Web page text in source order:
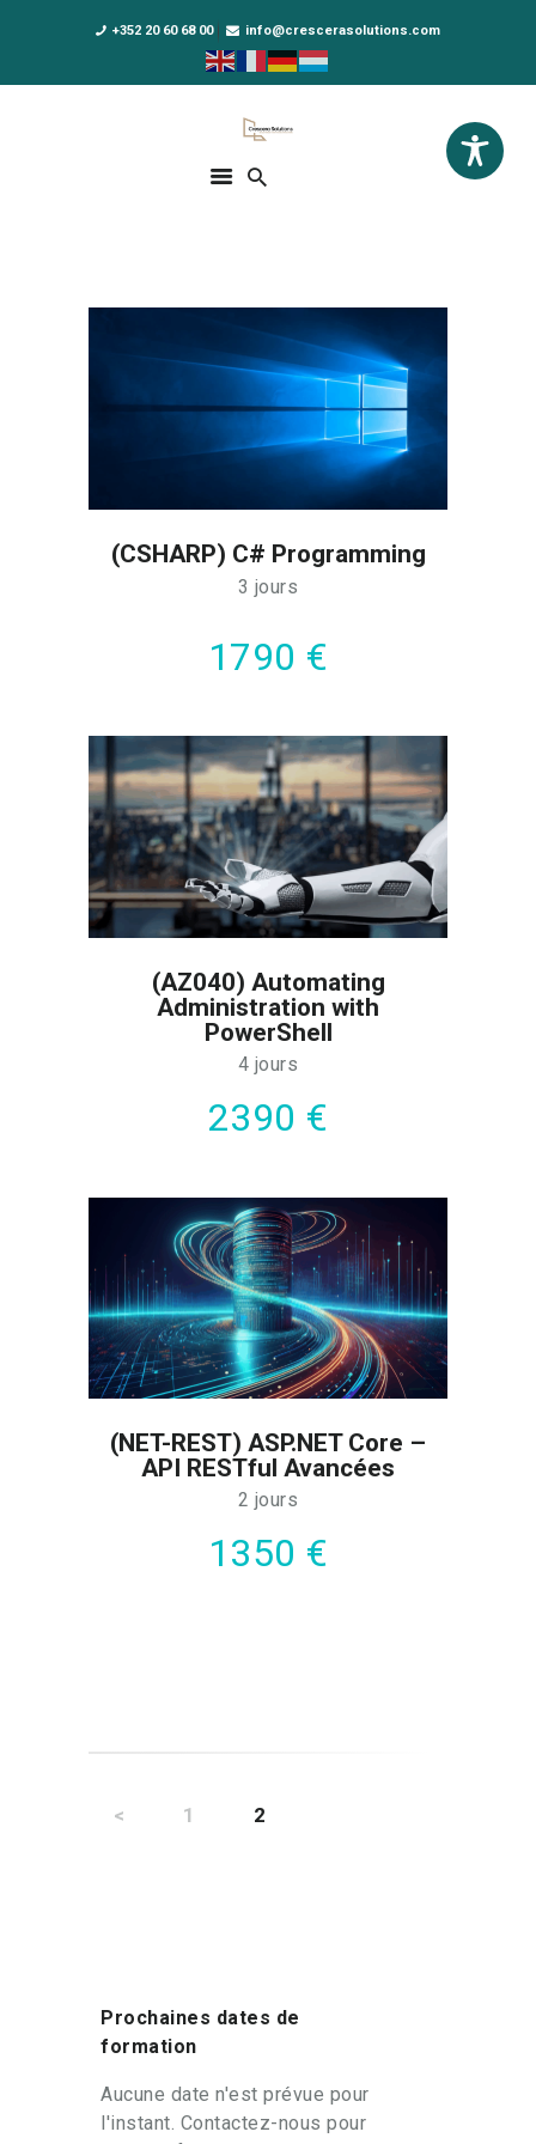
+352 20 60 68 00 info@crescerasolutions.com
Crescera Solutions
Solutions for your evolution
(CSHARP) C# Programming
3 jours
1790 €
(AZ040) Automating
Administration with
PowerShell
4 jours
2390 €
(NET-REST) ASP.NET Core –
API RESTful Avancées
2 jours
1350 €
des
< PAGE
1 PAGE
2
Prochaines dates de
formation
Aucune date n'est prévue pour
l'instant. Contactez-nous pour